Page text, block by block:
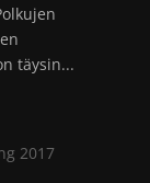
täysin...
2017